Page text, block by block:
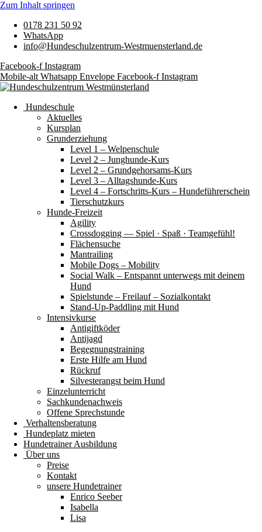
Zum Inhalt springen
0178 231 50 92
WhatsApp
info@Hundeschulzentrum-Westmuensterland.de
Facebook-f Instagram
Mobile-alt Whatsapp Envelope Facebook-f Instagram
Hundeschule
Aktuelles
Kursplan
Grunderziehung
Level 1 – Welpenschule
Level 2 – Junghunde-Kurs
Level 2 – Grundgehorsams-Kurs
Level 3 – Alltagshunde-Kurs
Level 4 – Fortschritts-Kurs – Hundeführerschein
Tierschutzkurs
Hunde-Freizeit
Agility
Crossdogging — Spiel · Spaß · Teamgefühl!
Flächensuche
Mantrailing
Mobile Dogs – Mobility
Social Walk – Entspannt unterwegs mit deinem
Hund
Spielstunde – Freilauf – Sozialkontakt
Stand-Up-Paddling mit Hund
Intensivkurse
Antigiftköder
Antijagd
Begegnungstraining
Erste Hilfe am Hund
Rückruf
Silvesterangst beim Hund
Einzelunterricht
Sachkundenachweis
Offene Sprechstunde
Verhaltensberatung
Hundeplatz mieten
Hundetrainer Ausbildung
Über uns
Preise
Kontakt
unsere Hundetrainer
Enrico Seeber
Isabella
Lisa